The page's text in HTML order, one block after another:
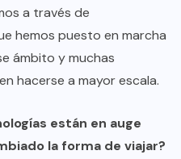
a través de
hemos puesto en marcha
ámbito y muchas
hacerse a mayor escala.
están en auge
la forma de viajar?